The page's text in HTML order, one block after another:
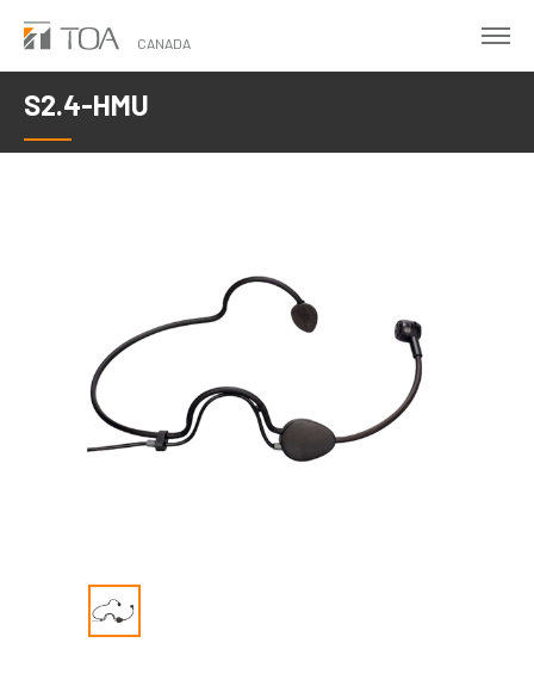
Skip
main
content
CANADA
S2.4-HMU